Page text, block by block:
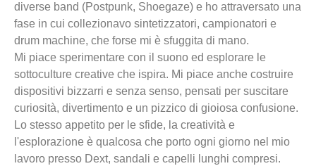
diverse band (Postpunk, Shoegaze) e ho attraversato una
fase in cui collezionavo sintetizzatori, campionatori e
drum machine, che forse mi è sfuggita di mano.
Mi piace sperimentare con il suono ed esplorare le
sottoculture creative che ispira. Mi piace anche costruire
dispositivi bizzarri e senza senso, pensati per suscitare
curiosità, divertimento e un pizzico di gioiosa confusione.
Lo stesso appetito per le sfide, la creatività e
l'esplorazione è qualcosa che porto ogni giorno nel mio
lavoro presso Dext, sandali e capelli lunghi compresi.